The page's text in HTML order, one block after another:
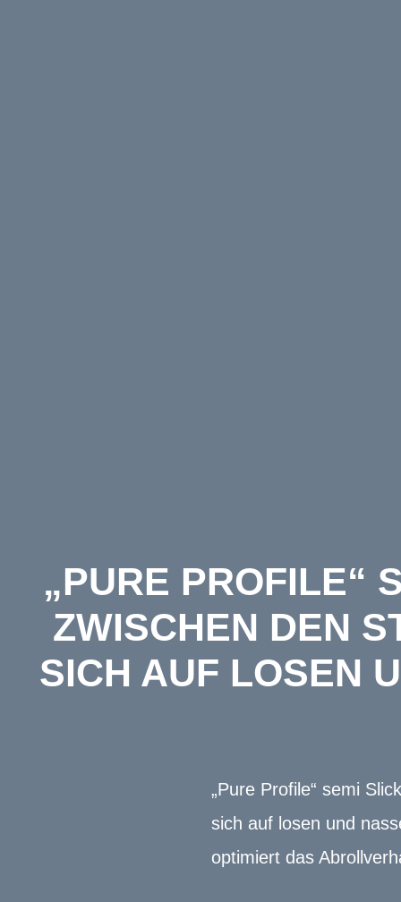
„PURE PROFILE“
WISCHEN DEN
ICH AUF LOSEN
„Pure Profile“ semi
sich auf losen und
optimiert das